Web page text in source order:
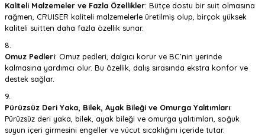
Kaliteli Malzemeler ve Fazla Özellikler: Bütçe dostu bir suit olmasına
rağmen, CRUISER kaliteli malzemelerle üretilmiş olup, birçok yüksek
kaliteli suitten daha fazla özellik sunar.
Omuz Pedleri: Omuz pedleri, dalgıcı korur ve BC’nin yerinde
kalmasına yardımcı olur. Bu özellik, dalış sırasında ekstra konfor ve
destek sağlar.
Pürüzsüz Deri Yaka, Bilek, Ayak Bileği ve Omurga Yalıtımları:
Pürüzsüz deri yaka, bilek, ayak bileği ve omurga yalıtımları, soğuk
suyun içeri girmesini engeller ve vücut sıcaklığını içeride tutar.